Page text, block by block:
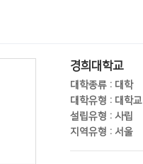
경희대학교
대학종류 : 대학
대학유형 : 대학교
설립유형 : 사립
지역유형 : 서울